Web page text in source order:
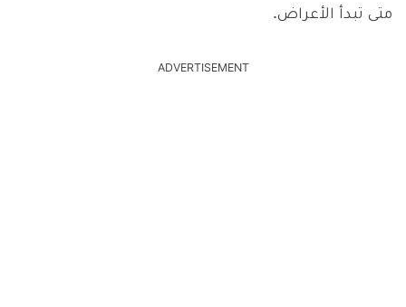
متى تبدأ الأعراض.
ADVERTISEMENT